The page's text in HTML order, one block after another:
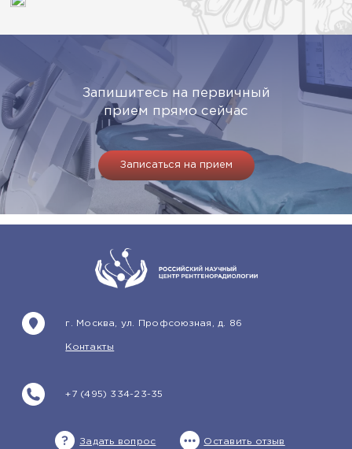
Запишитесь на первичный
прием прямо сейчас
Записаться на прием
+7 (495) 334-23-35
г. Москва, ул. Профсоюзная, д. 86
Контакты
Задать вопрос Оставить отзыв